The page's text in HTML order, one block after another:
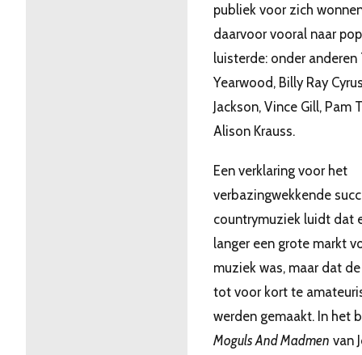
publiek voor zich
daarvoor vooral naar pop
luisterde: onder anderen
Yearwood, Billy Ray
Jackson, Vince Gill, Pam
Alison Krauss.
Een verklaring voor het
verbazingwekkende
countrymuziek luidt dat
langer een grote markt
muziek was, maar dat
tot voor kort te
werden gemaakt. In het
Moguls And Madmen van